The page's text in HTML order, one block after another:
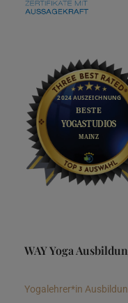
WAY Yoga
Yogalehrer*in